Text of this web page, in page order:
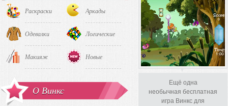
Ещё одна
необычная бесплатная
игра Винкс для
Раскраски
Одевалки
Макияж
Аркады
Логические
Новые
О Винкс